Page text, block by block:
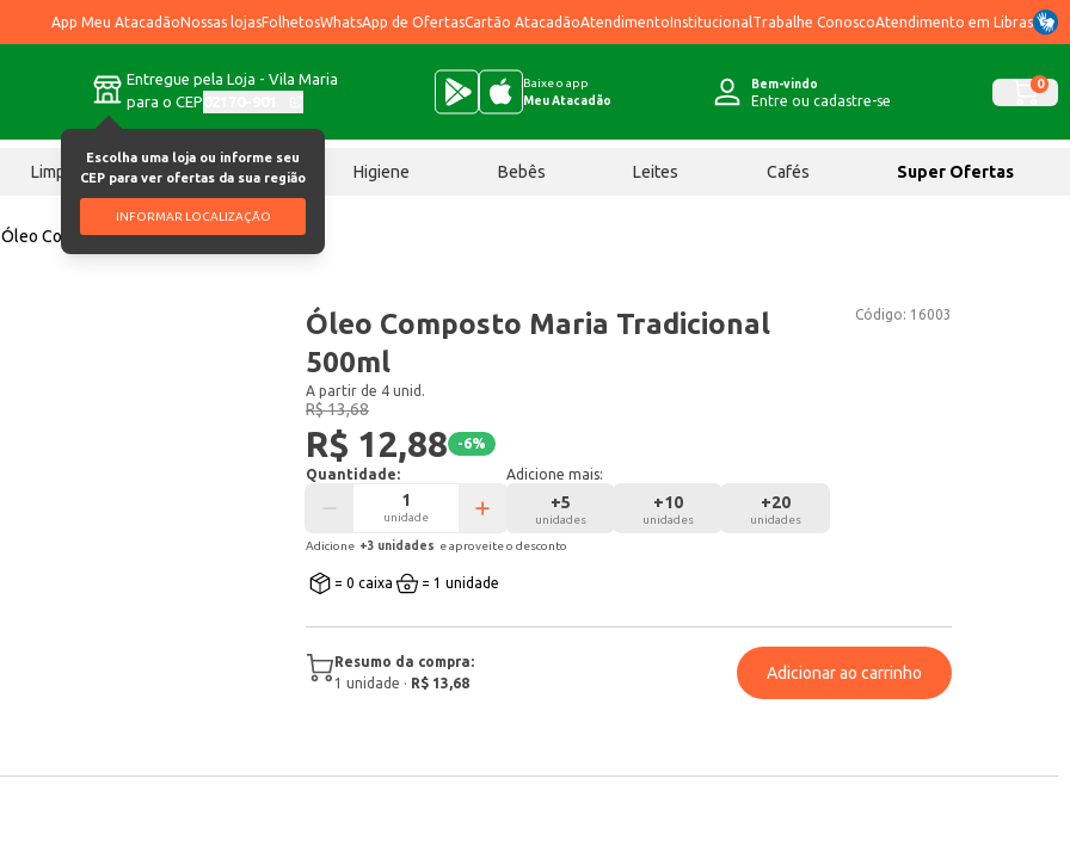
App Meu AtacadãoNossas lojasFolhetosWhatsApp de OfertasCartão AtacadãoAtendimentoInstitucional Trabalhe ConoscoAtendimento em Libras
Entregue pela Loja - Vila Maria
para o CEP
Escolha uma loja ou informe seu
CEP para ver ofertas da sua região
INFORMAR LOCALIZAÇÃO
Baixe o app
Meu Atacadão
Bem-vindo
Entre ou cadastre-se
0
Limpeza Chocolates Higiene Bebês Leites Cafés Super Ofertas
Óleo Composto Maria Tradicional 500ml
Código: 16003
Óleo Composto Maria Tradicional
500ml
A partir de 4 unid.
R$ 13,68
R$ 12,88 -6%
Quantidade:
unidade
Adicione mais:
+5
unidades
+10
unidades
+20
unidades
Adicione +3 unidades e aproveite o desconto
= 0 caixa = 1 unidade
Resumo da compra:
1 unidade · R$ 13,68
Adicionar ao carrinho